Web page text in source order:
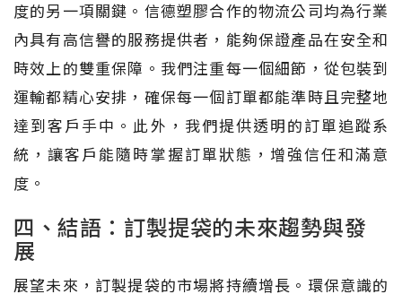
度的另一項關鍵。信德塑膠合作的物流公司均為行業
內具有高信譽的服務提供者，能夠保證產品在安全和
時效上的雙重保障。我們注重每一個細節，從包裝到
運輸都精心安排，確保每一個訂單都能準時且完整地
達到客戶手中。此外，我們提供透明的訂單追蹤系
統，讓客戶能隨時掌握訂單狀態，增強信任和滿意
度。
四、結語：訂製提袋的未來趨勢與發
展
展望未來，訂製提袋的市場將持續增長。環保意識的